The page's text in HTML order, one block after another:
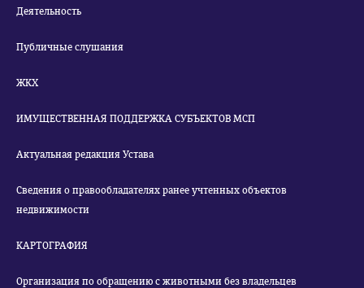
Деятельность
Публичные слушания
ЖКХ
ИМУЩЕСТВЕННАЯ ПОДДЕРЖКА СУБЪЕКТОВ МСП
Актуальная редакция Устава
Сведения о правообладателях ранее учтенных объектов
недвижимости
КАРТОГРАФИЯ
Организация по обращению с животными без владельцев